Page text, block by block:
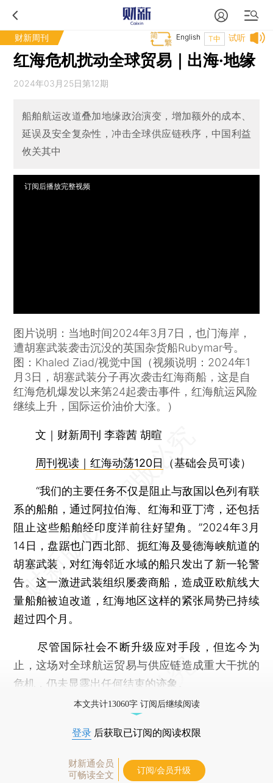
财新周刊 试听
T中
English
红海危机扰动全球贸易｜出海·地缘
2024年03月25日第12期
船舶航运改道叠加地缘政治演变，增加额外的成本、
延误及安全复杂性，冲击全球供应链秩序，中国利益
攸关其中
订阅后播放完整视频
图片说明：当地时间2024年3月7日，也门海岸，
遭胡塞武装袭击沉没的英国杂货船Rubymar号。
图：Khaled Ziad/视觉中国（视频说明：2024年1
月3日，胡塞武装分子再次袭击红海商船，这是自
红海危机爆发以来第24起袭击事件，红海航运风险
继续上升，国际运价油价大涨。）
文｜财新周刊 李蓉茜 胡暄
周刊视读｜红海动荡120日 （基础会员可读）
“我们的主要任务不仅是阻止与敌国以色列有联
系的船舶，通过阿拉伯海、红海和亚丁湾，还包括
阻止这些船舶经印度洋前往好望角。”2024年3月
14日，盘踞也门西北部、扼红海及曼德海峡航道的
胡塞武装，对红海邻近水域的船只发出了新一轮警
告。这一激进武装组织屡袭商船，造成亚欧航线大
量船舶被迫改道，红海地区这样的紧张局势已持续
超过四个月。
尽管国际社会不断升级应对手段，但迄今为
止，这场对全球航运贸易与供应链造成重大干扰的
危机，仍未显露出任何结束的迹象。
本文共计13060字 订阅后继续阅读
登录 后获取已订阅的阅读权限
财新通会员
可畅读全文
订阅/会员升级